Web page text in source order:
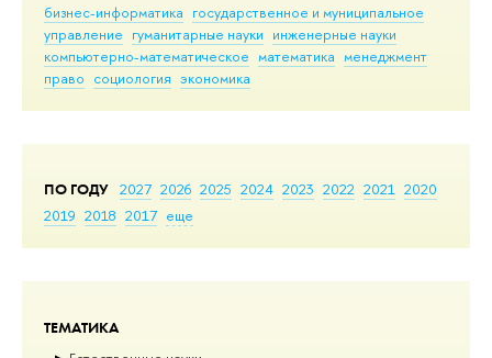
бизнес-информатика государственное и муниципальное
управление гуманитарные науки инженерные науки
компьютерно-математическое математика менеджмент
право социология экономика
ПО ГОДУ 2027 2026 2025 2024 2023 2022 2021 2020
2019 2018 2017 еще
ТЕМАТИКА